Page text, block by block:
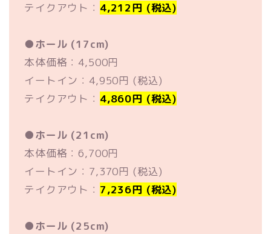
テイクアウト： 4,212円 (税込)
●ホール (17cm)
本体価格：4,500円
イートイン：4,950円 (税込)
テイクアウト： 4,860円 (税込)
●ホール (21cm)
本体価格：6,700円
イートイン：7,370円 (税込)
テイクアウト： 7,236円 (税込)
●ホール (25cm)